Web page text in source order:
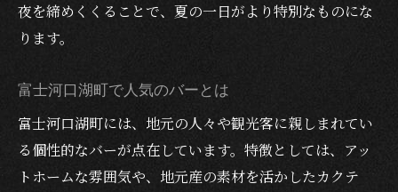
夜を締めくくることで、夏の一日がより特別なものにな
ります。
富士河口湖町で人気のバーとは
富士河口湖町には、地元の人々や観光客に親しまれてい
る個性的なバーが点在しています。特徴としては、アッ
トホームな雰囲気や、地元産の素材を活かしたカクテ